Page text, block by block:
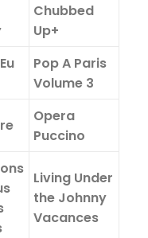
Chubbed
Up+
Pop A Paris
Volume 3
Opera
Puccino
Living Under
the Johnny
Vacances